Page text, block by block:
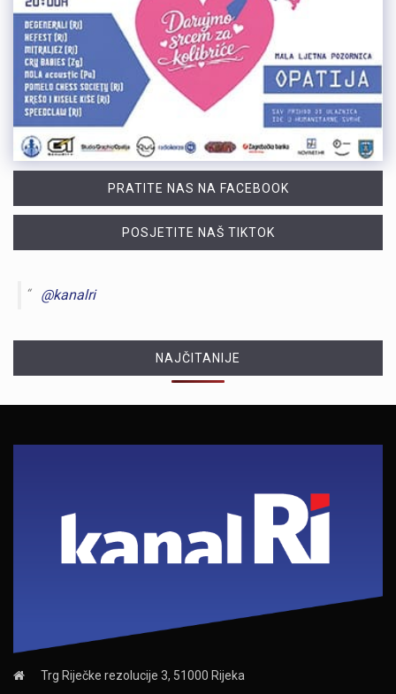
PRATITE NAS NA FACEBOOK
POSJETITE NAŠ TIKTOK
@kanalri
NAJČITANIJE
Trg Riječke rezolucije 3, 51000 Rijeka